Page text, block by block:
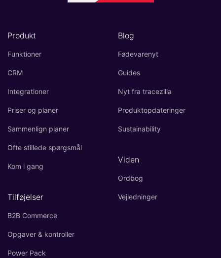
Produkt
Funktioner
CRM
Integrationer
Priser og planer
Sammenlign planer
Ofte stillede spørgsmål
Kom i gang
Tilføjelser
B2B Commerce
Opgaver & kontroller
Power Pack
Blog
Fødevarenyt
Guides
Nyt fra tracezilla
Produktopdateringer
Sustainability
Viden
Ordbog
Vejledninger